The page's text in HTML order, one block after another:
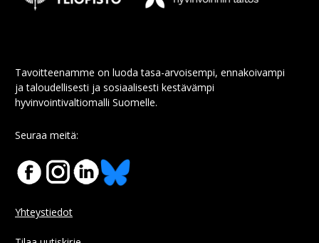
Tavoitteenamme on luoda tasa-arvoisempi, ennakoivampi
ja taloudellisesti ja sosiaalisesti kestävämpi
hyvinvointivaltiomalli Suomelle.
Seuraa meitä:
Yhteystiedot